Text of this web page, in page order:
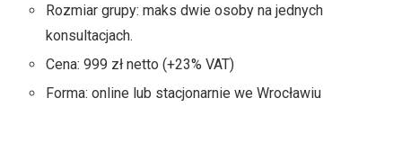
Rozmiar grupy: maks dwie osoby na jednych
konsultacjach.
Cena: 999 zł netto (+23% VAT)
Forma: online lub stacjonarnie we Wrocławiu